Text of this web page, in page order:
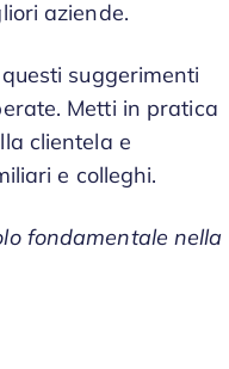
aziende.
suggerimenti
Metti in pratica
clientela e
e colleghi.
fondamentale nella